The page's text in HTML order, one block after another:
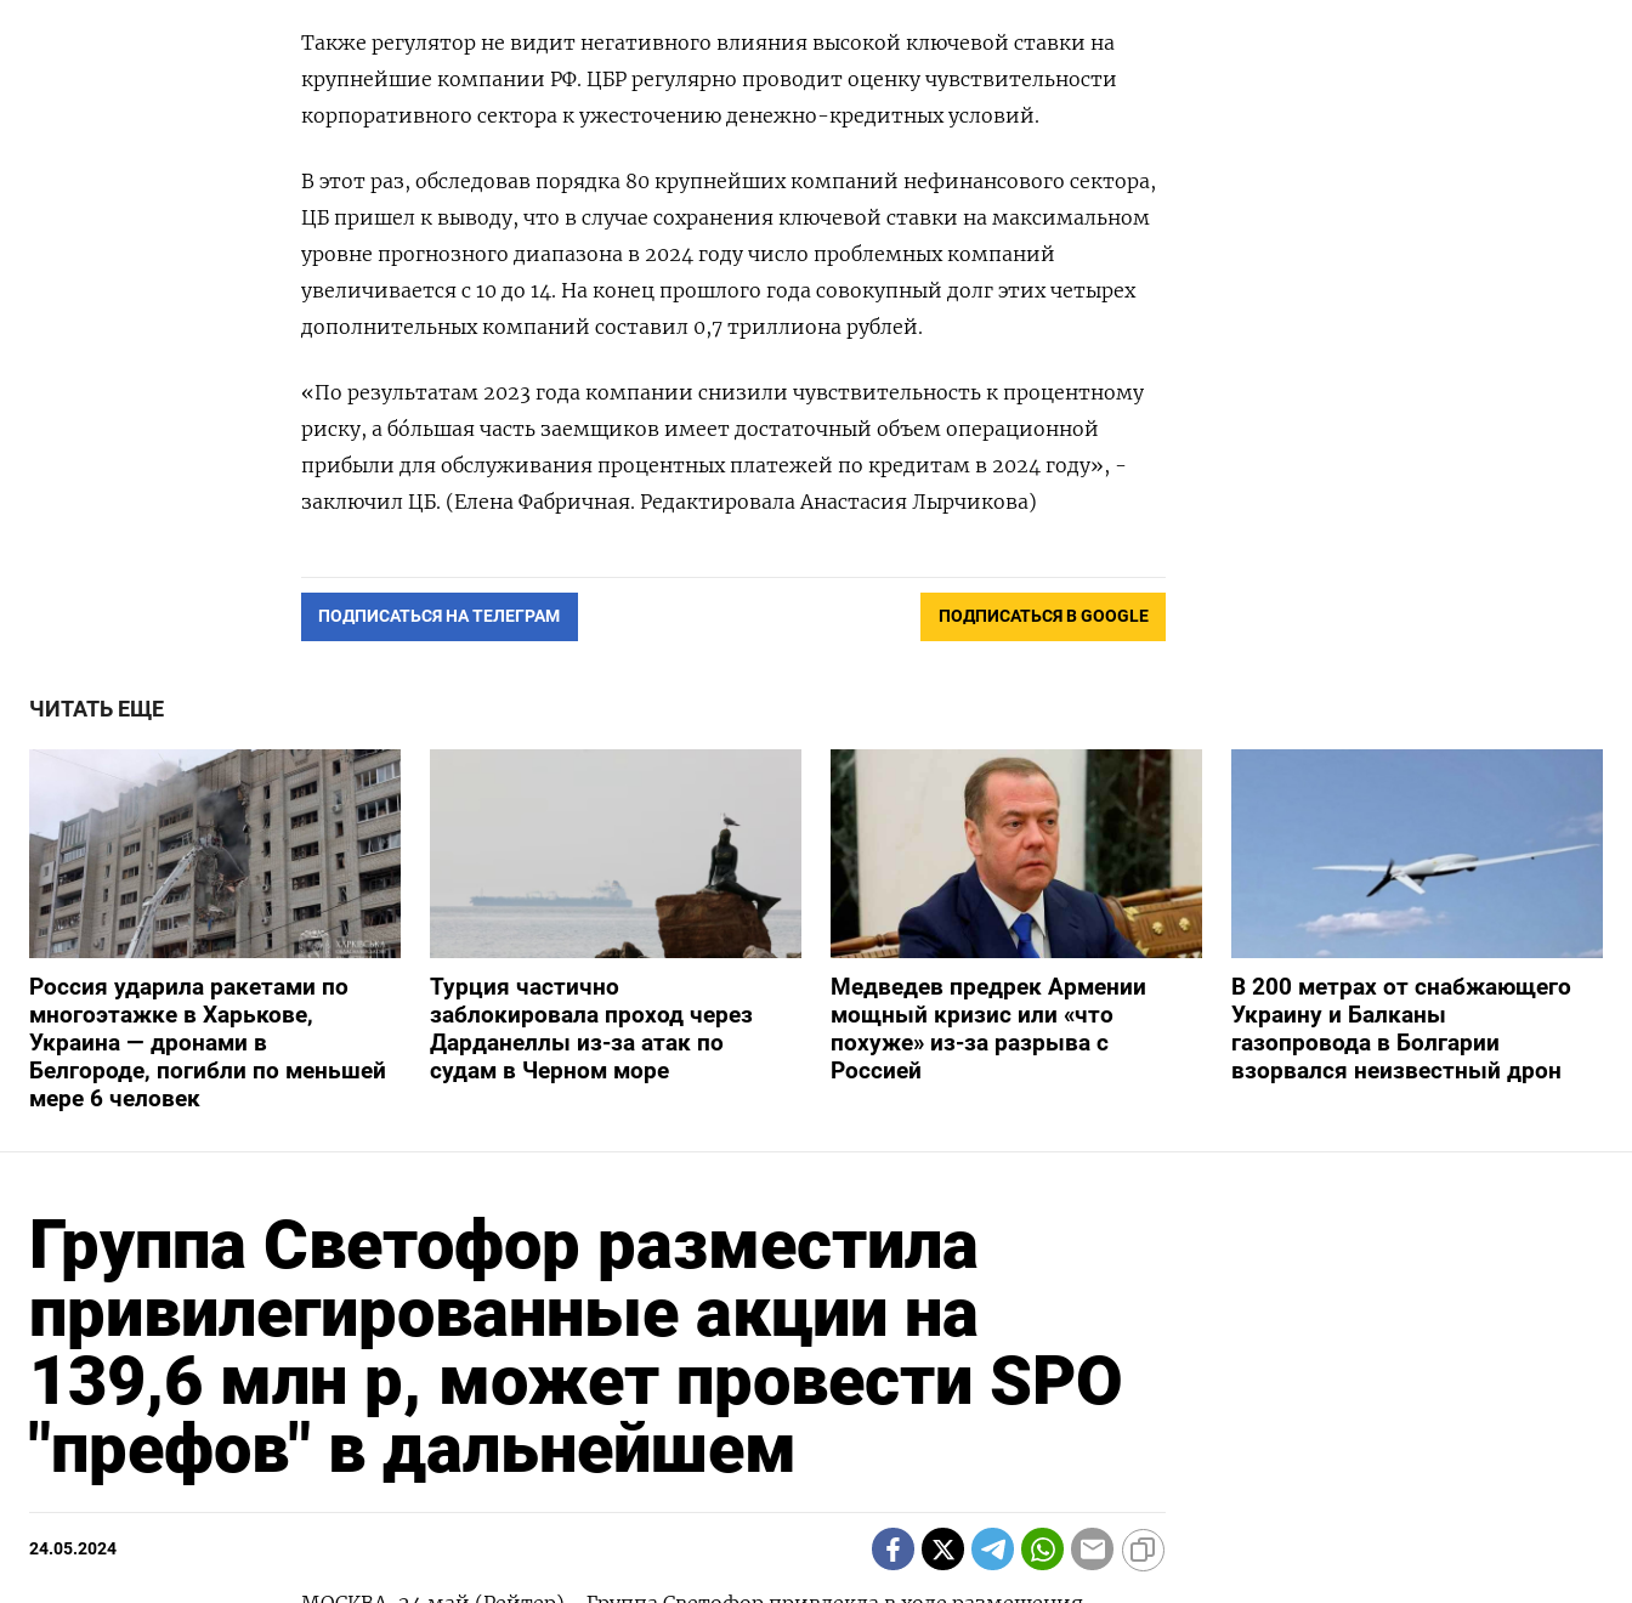
Также регулятор не видит негативного влияния высокой ключевой ставки на
крупнейшие компании РФ. ЦБР регулярно проводит оценку чувствительности
корпоративного сектора к ужесточению денежно-кредитных условий.
В этот раз, обследовав порядка 80 крупнейших компаний нефинансового сектора,
ЦБ пришел к выводу, что в случае сохранения ключевой ставки на максимальном
уровне прогнозного диапазона в 2024 году число проблемных компаний
увеличивается с 10 до 14. На конец прошлого года совокупный долг этих четырех
дополнительных компаний составил 0,7 триллиона рублей.
«По результатам 2023 года компании снизили чувствительность к процентному
риску, а бо́льшая часть заемщиков имеет достаточный объем операционной
прибыли для обслуживания процентных платежей по кредитам в 2024 году», -
заключил ЦБ. (Елена Фабричная. Редактировала Анастасия Лырчикова)
ПОДПИСАТЬСЯ НА ТЕЛЕГРАМ ПОДПИСАТЬСЯ В GOOGLE
ЧИТАТЬ ЕЩЕ
Россия ударила ракетами по
многоэтажке в Харькове,
Украина — дронами в
Белгороде, погибли по меньшей
мере 6 человек
Турция частично
заблокировала проход через
Дарданеллы из-за атак по
судам в Черном море
Медведев предрек Армении
мощный кризис или «что
похуже» из-за разрыва с
Россией
В 200 метрах от снабжающего
Украину и Балканы
газопровода в Болгарии
взорвался неизвестный дрон
Группа Светофор разместила
привилегированные акции на
139,6 млн р, может провести SPO
"префов" в дальнейшем
24.05.2024